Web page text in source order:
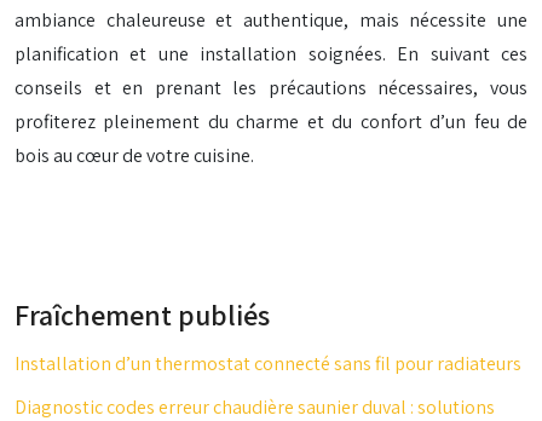
ambiance chaleureuse et authentique, mais nécessite une
planification et une installation soignées. En suivant ces
conseils et en prenant les précautions nécessaires, vous
profiterez pleinement du charme et du confort d’un feu de
bois au cœur de votre cuisine.
Fraîchement publiés
Installation d’un thermostat connecté sans fil pour radiateurs
Diagnostic codes erreur chaudière saunier duval : solutions